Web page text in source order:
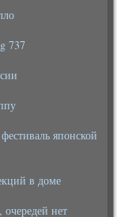
737
японской
в доме
очередей нет